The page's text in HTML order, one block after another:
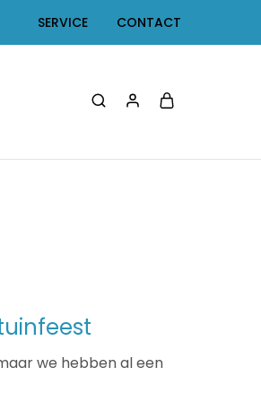
SERVICE CONTACT
we hebben al een